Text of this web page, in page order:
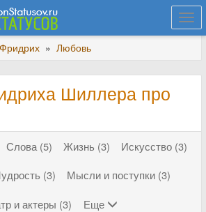
» Любовь
Шиллера про
Слова (5) Жизнь (3)
Искусство (3)
(3)
Мысли и поступки (3)
и актеры (3)
Еще